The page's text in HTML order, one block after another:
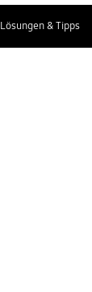
Lösungen & Tipps